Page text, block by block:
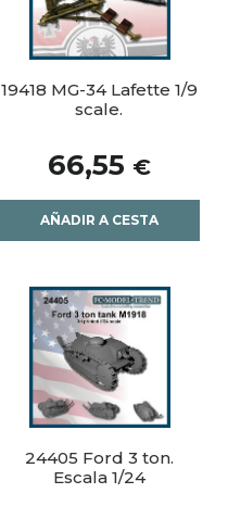
19418 MG-34 Lafette 1/9
scale.
66,55 €
AÑADIR A CESTA
24405 Ford 3 ton.
Escala 1/24